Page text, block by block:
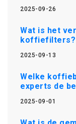
2025-09-26
Wat is het
koffiefilters?
2025-09-13
Welke
experts de
2025-09-01